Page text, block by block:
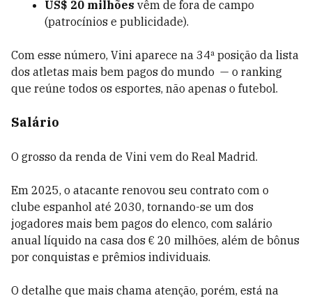
US$ 20 milhões vêm de fora de campo
(patrocínios e publicidade).
Com esse número, Vini aparece na 34ª posição da lista
dos atletas mais bem pagos do mundo — o ranking
que reúne todos os esportes, não apenas o futebol.
Salário
O grosso da renda de Vini vem do Real Madrid.
Em 2025, o atacante renovou seu contrato com o
clube espanhol até 2030, tornando-se um dos
jogadores mais bem pagos do elenco, com salário
anual líquido na casa dos € 20 milhões, além de bônus
por conquistas e prêmios individuais.
O detalhe que mais chama atenção, porém, está na